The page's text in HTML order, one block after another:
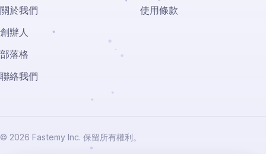
關於我們
創辦人
部落格
聯絡我們
使用條款
© 2026 Fastemy Inc. 保留所有權利。